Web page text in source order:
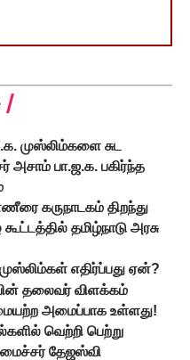
முஸ்லிம்களை சுட
அசாம் பா.ஜ.க. பகிர்ந்த
கருநாடகம் திறந்து
தமிழ்நாடு அரசு
எதிர்ப்பது ஏன்?
தலைவர் விளக்கம்
அமைப்பாக உள்ளது!
வெற்றி பெற்று
தேஜஸ்வி